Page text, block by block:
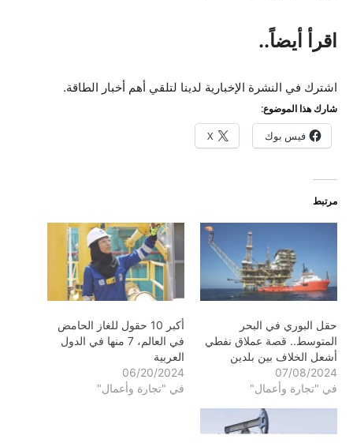
اقرأ أيضاً..
اشترك في النشرة الإخبارية لدينا لتلقي أهم أخبار الطاقة.
شارك هذا الموضوع:
فيس بوك X
مرتبط
حقل البوري في البحر
المتوسط.. قصة عملاق نفطي
أشعل الخلاف بين بلدين
07/08/2024
في "تجارة وأعمال"
أكبر 10 حقول للغاز الحامض
في العالم، 7 منها في الدول
العربية
06/20/2024
في "تجارة وأعمال"